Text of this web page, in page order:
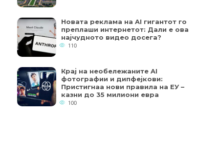
Новата реклама на AI гигантот го
преплаши интернетот: Дали е ова
најчудното видео досега?
110
Крај на необележаните AI
фотографии и дипфејкови:
Пристигнаа нови правила на ЕУ –
казни до 35 милиони евра
100